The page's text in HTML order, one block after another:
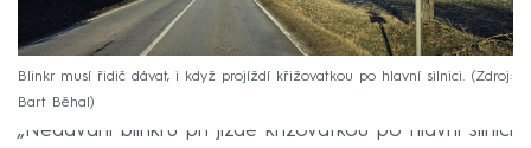
Blinkr musí řidič dávat, i když projíždí křižovatkou po hlavní silnici.
Zdroj:
Bart Běhal
„Nedávání blinkrů při jízdě křižovatkou po hlavní silnici